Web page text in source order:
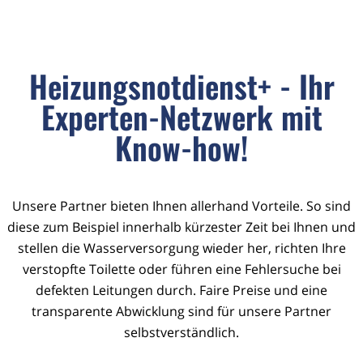
Heizungsnotdienst+ - Ihr
Experten-Netzwerk mit
Know-how!
Unsere Partner bieten Ihnen allerhand Vorteile. So sind
diese zum Beispiel innerhalb kürzester Zeit bei Ihnen und
stellen die Wasserversorgung wieder her, richten Ihre
verstopfte Toilette oder führen eine Fehlersuche bei
defekten Leitungen durch. Faire Preise und eine
transparente Abwicklung sind für unsere Partner
selbstverständlich.